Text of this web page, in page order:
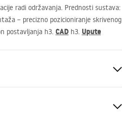
radi održavanja. Prednosti sustava:
– precizno pozicioniranje skrivenog
postavljanja h3. CAD h3. Upute